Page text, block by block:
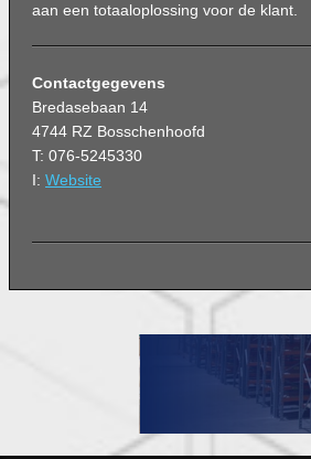
aan een totaaloplossing voor de klant.
Contactgegevens
Bredasebaan 14
4744 RZ Bosschenhoofd
T: 076-5245330
I: Website